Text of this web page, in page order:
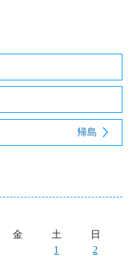
帰島
金 土
日
1
2